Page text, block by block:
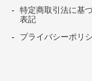
特定商取引法に基
表記
プライバシーポリ